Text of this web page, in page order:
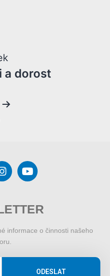
a dorost
informace o činnosti našeho
ODESLAT